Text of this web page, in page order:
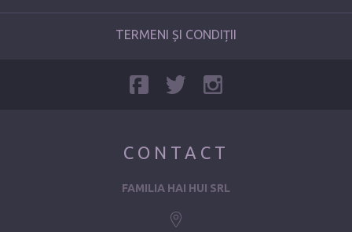
TERMENI ȘI CONDIȚII
CONTACT
FAMILIA HAI HUI SRL